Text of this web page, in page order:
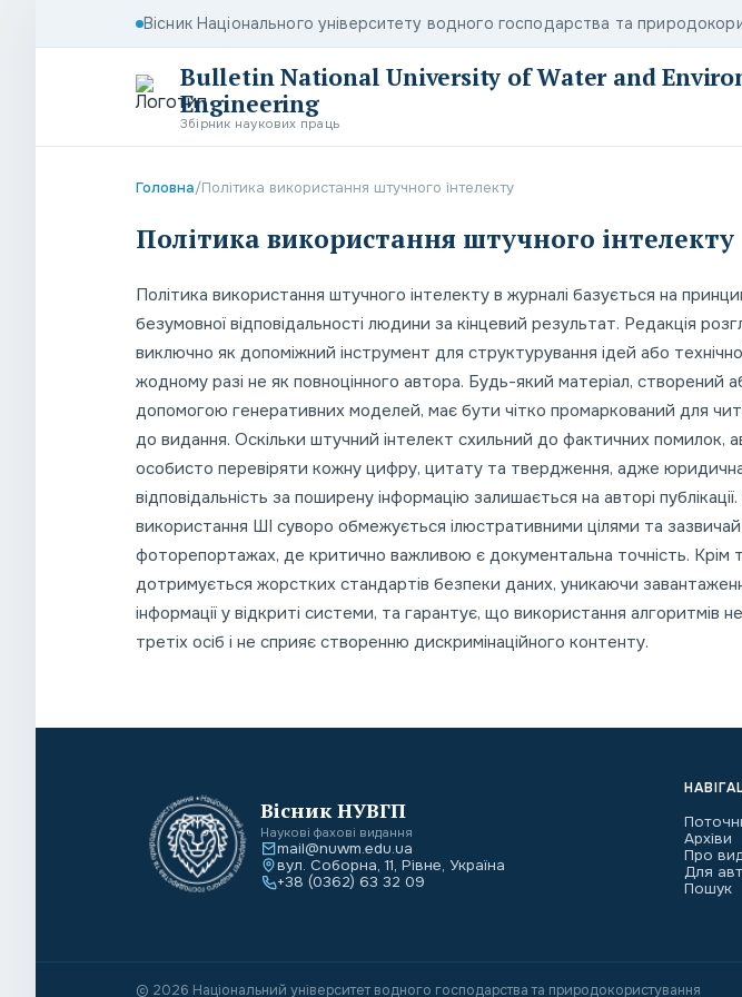
Вісник Національного університету водного господарства та
Bulletin National University of Water and
Engineering
Збірник наукових праць
Головна/Політика використання штучного інтелекту
Політика використання штучного інтелекту
Політика використання штучного інтелекту в журналі базується на
безумовної відповідальності людини за кінцевий результат. Редакція
виключно як допоміжний інструмент для структурування ідей або
жодному разі не як повноцінного автора. Будь-який матеріал, створений
допомогою генеративних моделей, має бути чітко промаркований для
до видання. Оскільки штучний інтелект схильний до фактичних помилок,
особисто перевіряти кожну цифру, цитату та твердження, адже
відповідальність за поширену інформацію залишається на авторі публікації.
використання ШІ суворо обмежується ілюстративними цілями та
фоторепортажах, де критично важливою є документальна точність. Крім
дотримується жорстких стандартів безпеки даних, уникаючи
інформації у відкриті системи, та гарантує, що використання алгоритмів
третіх осіб і не сприяє створенню дискримінаційного контенту.
Вісник НУВГП
Наукові фахові видання
mail@nuwm.edu.ua
вул. Соборна, 11, Рівне, Україна
+38 (0362) 63 32 09
Архіви
Про
Для
Пошук
© 2026 Національний університет водного господарства та природокористування